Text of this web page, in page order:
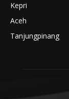
Kepri
Aceh
Tanjungpinang